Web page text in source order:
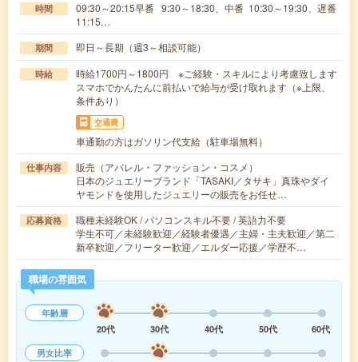
時間
09:30～20:15早番 9:30～18:30、中番 10:30～19:30、遅番
11:15…
期間 即日～長期（週3～相談可能）
時給
時給1700円～1800円 ※ご経験・スキルにより考慮致します
スマホでかんたんに前払いで給与が受け取れます（※上限、
条件あり）
交通費
車通勤の方はガソリン代支給（駐車場無料）
仕事内容
販売（アパレル・ファッション・コスメ）
日本のジュエリーブランド「TASAKI／タサキ」真珠やダイ
ヤモンドを使用したジュエリーの販売をお任せ…
応募資格
職種未経験OK / パソコンスキル不要 / 英語力不要
学生不可／未経験歓迎／経験者優遇／主婦・主夫歓迎／第二
新卒歓迎／フリーター歓迎／エルダー応援／学歴不…
職場の雰囲気
年齢層
20代
30代 40代 50代
60代
男女比率